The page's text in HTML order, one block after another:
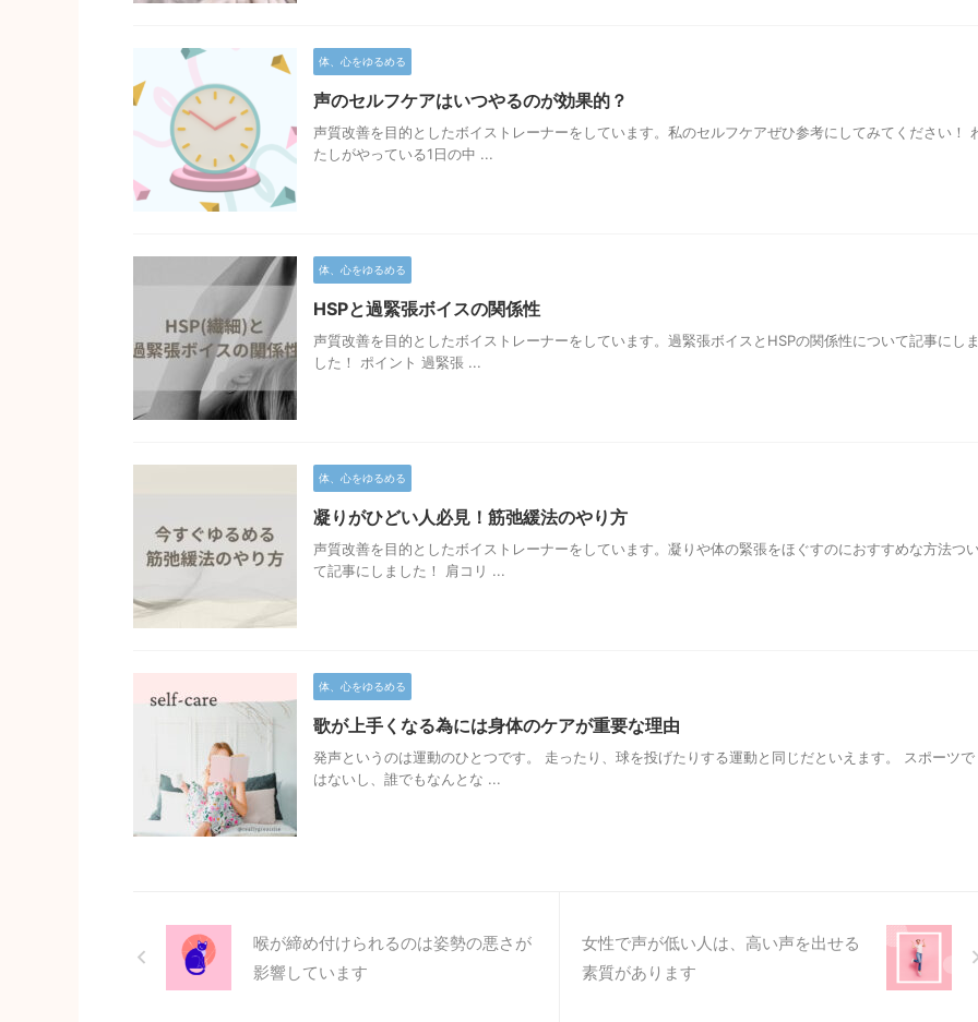
体、心をゆるめる
声のセルフケアはいつやるのが効果的？
声質改善を目的としたボイストレーナーをしています。私のセルフケアぜひ参考にしてみてください！
たしがやっている1日の中 ...
体、心をゆるめる
HSPと過緊張ボイスの関係性
声質改善を目的としたボイストレーナーをしています。過緊張ボイスとHSPの関係性について記事にし
した！ ポイント 過緊張 ...
体、心をゆるめる
凝りがひどい人必見！筋弛緩法のやり方
声質改善を目的としたボイストレーナーをしています。凝りや体の緊張をほぐすのにおすすめな方法つ
て記事にしました！ 肩コリ ...
体、心をゆるめる
歌が上手くなる為には身体のケアが重要な理由
発声というのは運動のひとつです。 走ったり、球を投げたりする運動と同じだといえます。 スポーツで
はないし、誰でもなんとな ...
喉が締め付けられるのは姿勢の悪さが
影響しています
女性で声が低い人は、高い声を出せる
素質があります